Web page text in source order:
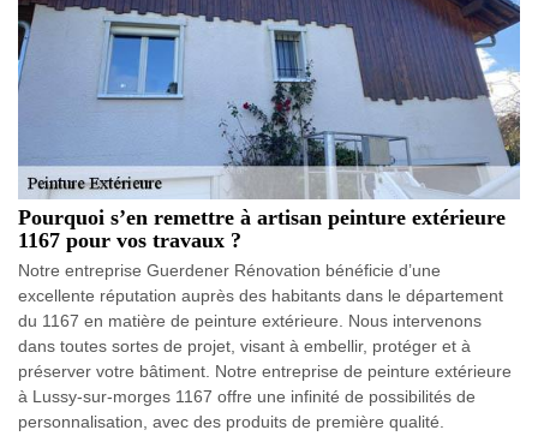
Pourquoi s’en remettre à artisan peinture extérieure
1167 pour vos travaux ?
Notre entreprise Guerdener Rénovation bénéficie d’une
excellente réputation auprès des habitants dans le département
du 1167 en matière de peinture extérieure. Nous intervenons
dans toutes sortes de projet, visant à embellir, protéger et à
préserver votre bâtiment. Notre entreprise de peinture extérieure
à Lussy-sur-morges 1167 offre une infinité de possibilités de
personnalisation, avec des produits de première qualité.